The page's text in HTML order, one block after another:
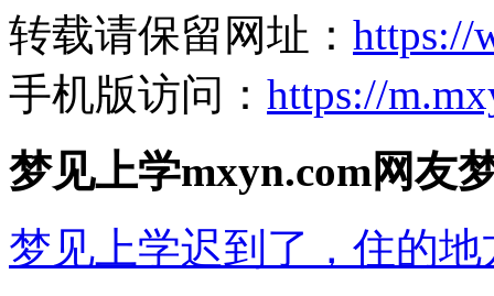
转载请保留网址： https://
手机版访问： https://
梦见上学mxyn.com网友
梦见上学迟到了，住的